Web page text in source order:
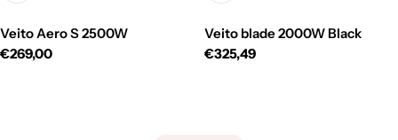
Veito Aero S 2500W
Normale
€269,00
Veito blade 2000W Black
Normale
€325,49